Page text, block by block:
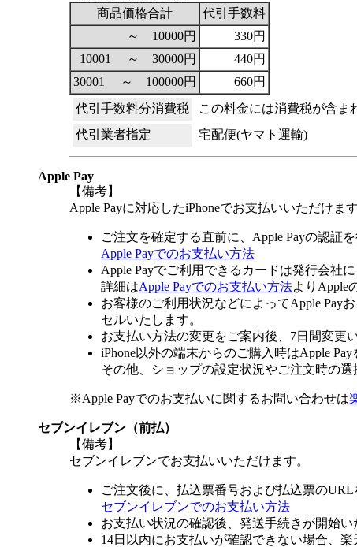
商品価格合計
代引手数料
～ 10000円
330円
10001 ～ 30000円
440円
30001 ～ 100000円
660円
代引手数料分消費税
この料金には消費税が含ま
代引業者指定
宅配便(ヤマト運輸)
Apple Pay
【備考】
Apple Payに対応したiPhoneでお支払いいただけます
ご注文を確定する直前に、Apple Payの認証
Apple Payでのお支払い方法
Apple Payでご利用できるカードは発行会社
詳細はApple Payでのお支払い方法よりApple
お客様のご利用状況などによってApple Pay
セルいたします。
お支払い方法の変更をご案内後、7日間変更
iPhone以外の端末からのご購入時はApple
その他、ショップの設定状況やご注文時の
※Apple Payでのお支払いに関するお問い合わせは
セブンイレブン（前払）
【備考】
セブンイレブンでお支払いいただけます。
ご注文後に、払込票番号および払込票の
セブンイレブンでのお支払い方法
お支払い状況の確認後、発送手続きが開始
14日以内にお支払いが確認できない場合、